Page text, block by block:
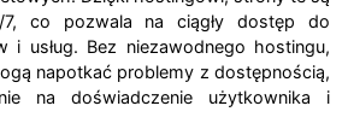
7, co pozwala na ciągły dostęp do
i usług. Bez niezawodnego hostingu,
napotkać problemy z dostępnością,
na doświadczenie użytkownika i